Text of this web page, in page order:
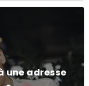
une adresse